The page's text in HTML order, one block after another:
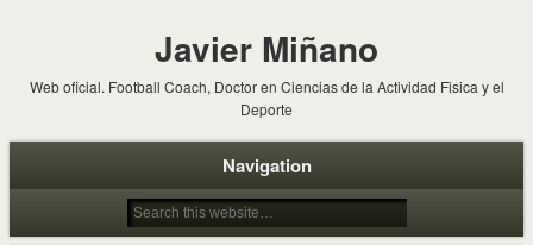
Javier Miñano
Web oficial. Football Coach, Doctor en Ciencias de la Actividad Fisica y el
Deporte
Navigation